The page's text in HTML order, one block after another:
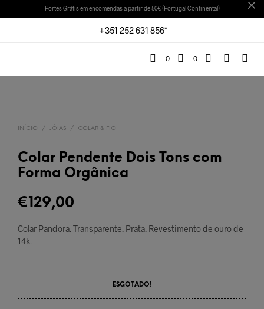
Portes Grátisem encomendas a partir de 50€ (Portugal Continental)
+351 252 631 856*
0 0
INÍCIO / JÓIAS / COLAR & FIO
Colar Pendente Dois Tons com
Forma Orgânica
€129,00
Colar Pandora. Transparente. Prata. Revestimento de ouro de
14k.
ESGOTADO!